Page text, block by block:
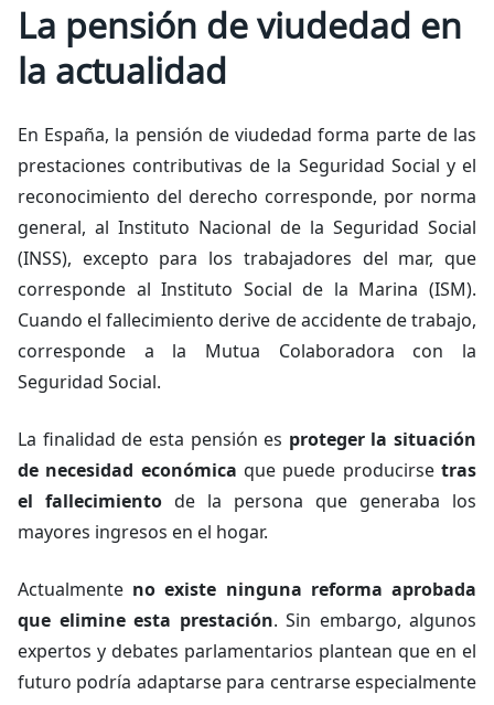
La pensión de viudedad en
la actualidad
En España, la pensión de viudedad forma parte de las
prestaciones contributivas de la Seguridad Social y el
reconocimiento del derecho corresponde, por norma
general, al Instituto Nacional de la Seguridad Social
(INSS), excepto para los trabajadores del mar, que
corresponde al Instituto Social de la Marina (ISM).
Cuando el fallecimiento derive de accidente de trabajo,
corresponde a la Mutua Colaboradora con la
Seguridad Social.
La finalidad de esta pensión es proteger la situación
de necesidad económica que puede producirsetras
el fallecimiento de la persona que generaba los
mayores ingresos en el hogar.
Actualmente no existe ninguna reforma aprobada
que elimine esta prestación. Sin embargo, algunos
expertos y debates parlamentarios plantean que en el
futuro podría adaptarse para centrarse especialmente